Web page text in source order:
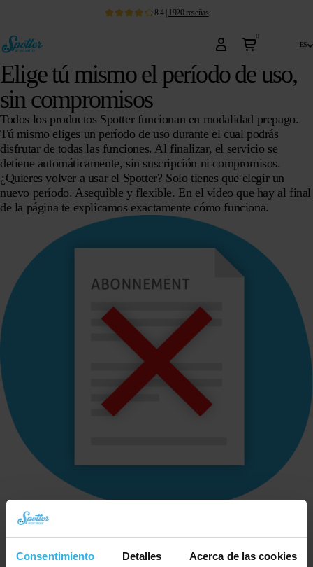
Consentimiento Detalles Acerca de las cookies
8.4| 1920 reseñas
0
es
Elige tú mismo el período de uso,
sin compromisos
Todos los productos Spotter funcionan en modalidad prepago.
Tú mismo eliges un período de uso durante el cual podrás
disfrutar de todas las funciones. Al finalizar, el servicio se
detiene automáticamente, sin suscripción ni compromisos.
¿Quieres volver a usar el Spotter? Solo tienes que elegir un
nuevo período. Asequible y flexible. En el vídeo que hay al final
de la página te explicamos exactamente cómo funciona.
Importe fijo, sin compromisos.